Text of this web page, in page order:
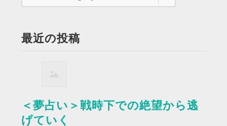
最近の投稿
＜夢占い＞戦時下での絶望から逃
げていく